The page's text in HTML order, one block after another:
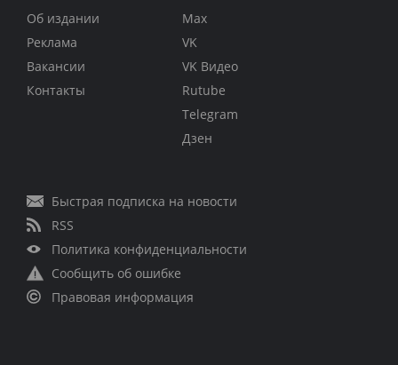
Об издании
Реклама
Вакансии
Контакты
Max
VK
VK Видео
Rutube
Telegram
Дзен
Быстрая подписка на новости
RSS
Политика конфиденциальности
Сообщить об ошибке
Правовая информация